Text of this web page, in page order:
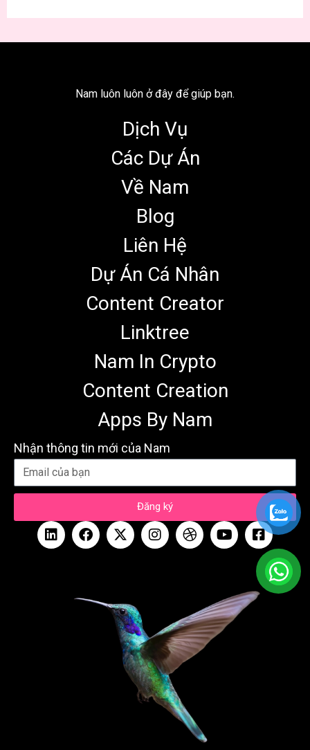
Nam luôn luôn ở đây để giúp bạn.
Dịch Vụ
Các Dự Án
Về Nam
Blog
Liên Hệ
Dự Án Cá Nhân
Content Creator
Linktree
Nam In Crypto
Content Creation
Apps By Nam
Nhận thông tin mới của Nam
Đăng ký